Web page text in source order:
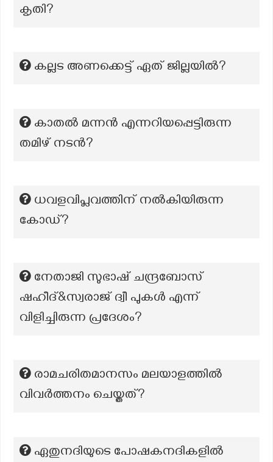
കൃതി?
കല്ലട അണക്കെട്ട് ഏത് ജില്ലയിൽ?
കാതൽ മന്നൻ എന്നറിയപ്പെട്ടിരുന്ന
തമിഴ് നടൻ?
ധവളവിപ്ലവത്തിന് നൽകിയിരുന്ന
കോഡ്?
നേതാജി സുഭാഷ് ചന്ദ്രബോസ്
ഷഹീദ്&സ്വരാജ് ദ്വീ പുകൾ എന്ന്
വിളിച്ചിരുന്ന പ്രദേശം?
രാമചരിതമാനസം മലയാളത്തിൽ
വിവർത്തനം ചെയ്തത്?
ഏതുനദിയുടെ പോഷകനദികളിൽ